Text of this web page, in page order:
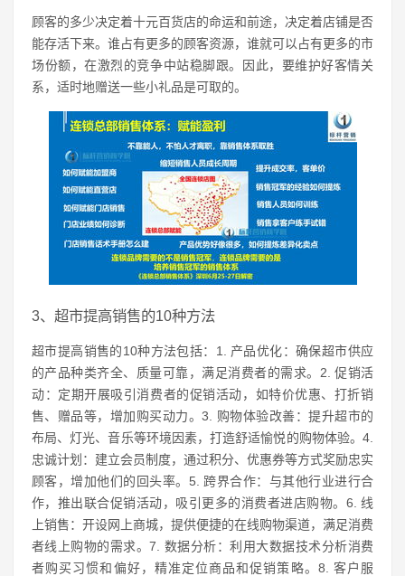
顾客的多少决定着十元百货店的命运和前途，决定着店铺是否
能存活下来。谁占有更多的顾客资源，谁就可以占有更多的市
场份额，在激烈的竞争中站稳脚跟。因此，要维护好客情关
系，适时地赠送一些小礼品是可取的。
3、超市提高销售的10种方法
超市提高销售的10种方法包括：1. 产品优化：确保超市供应
的产品种类齐全、质量可靠，满足消费者的需求。2. 促销活
动：定期开展吸引消费者的促销活动，如特价优惠、打折销
售、赠品等，增加购买动力。3. 购物体验改善：提升超市的
布局、灯光、音乐等环境因素，打造舒适愉悦的购物体验。4.
忠诚计划：建立会员制度，通过积分、优惠券等方式奖励忠实
顾客，增加他们的回头率。5. 跨界合作：与其他行业进行合
作，推出联合促销活动，吸引更多的消费者进店购物。6. 线
上销售：开设网上商城，提供便捷的在线购物渠道，满足消费
者线上购物的需求。7. 数据分析：利用大数据技术分析消费
者购买习惯和偏好，精准定位商品和促销策略。8. 客户服